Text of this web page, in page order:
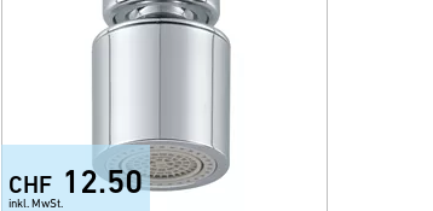
CHF 12.50
inkl. MwSt.